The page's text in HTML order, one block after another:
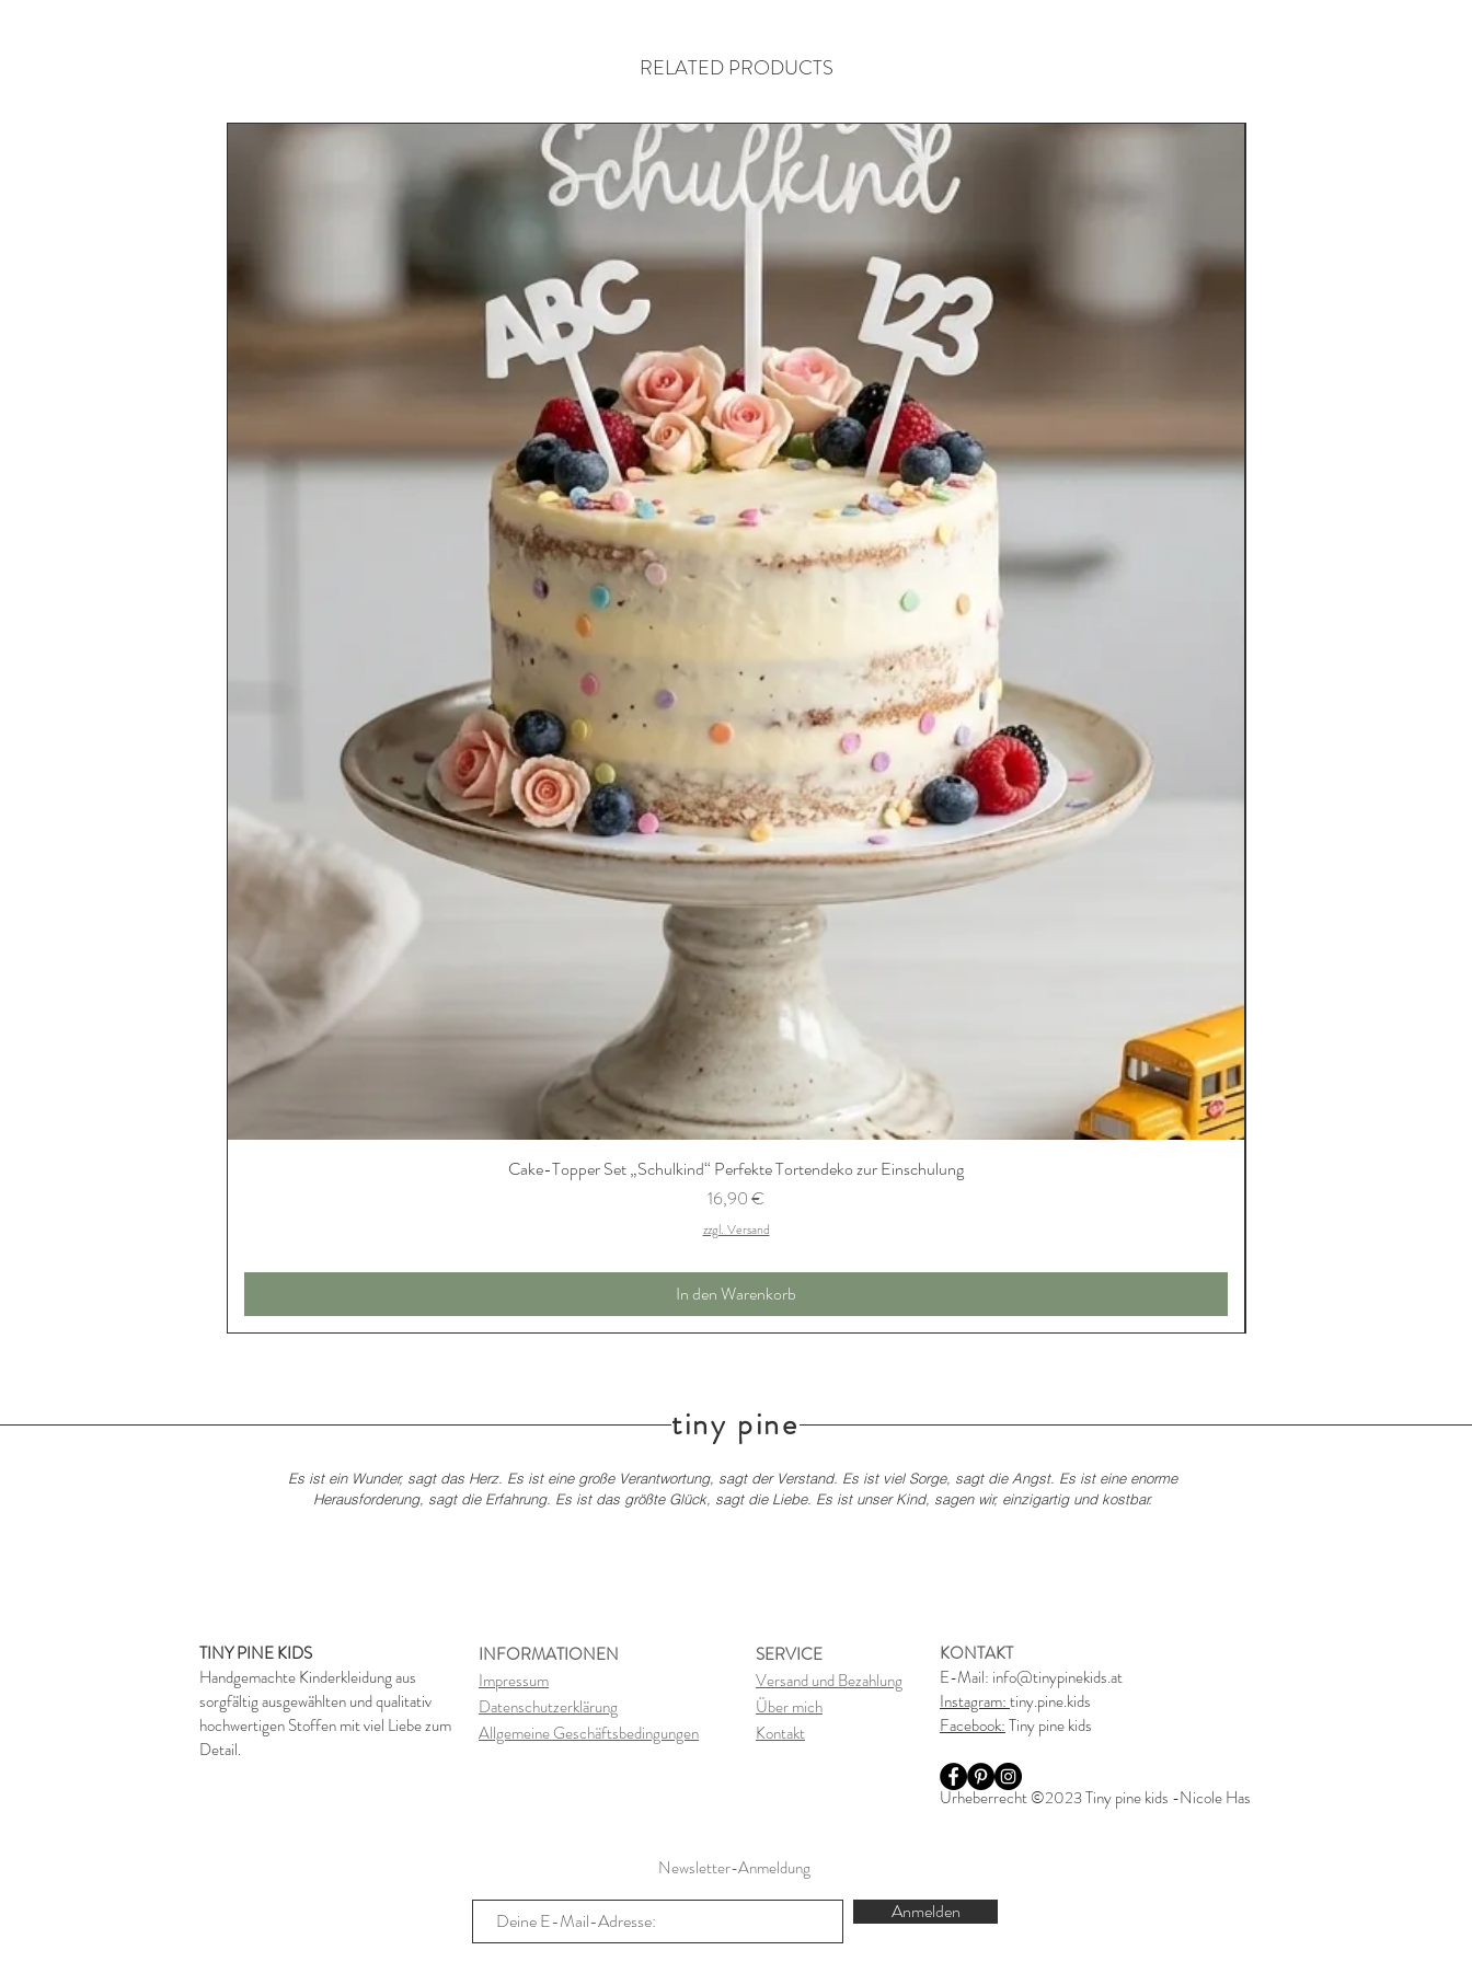
RELATED PRODUCTS
Cake-Topper Set „Schulkind“ Perfekte Tortendeko zur Einschulung
Preis
16,90 €
zzgl. Versand
In den Warenkorb
tiny pine
Es ist ein Wunder, sagt das Herz. Es ist eine große Verantwortung, sagt der Verstand. Es ist viel Sorge, sagt die Angst. Es ist eine enorme
Herausforderung, sagt die Erfahrung. Es ist das größte Glück, sagt die Liebe. Es ist unser Kind, sagen wir, einzigartig und kostbar.
TINY PINE KIDS
Handgemachte Kinderkleidung aus
sorgfältig ausgewählten und qualitativ
hochwertigen Stoffen mit viel Liebe zum
Detail.
INFORMATIONEN
Impressum
Datenschutzerklärung
Allgemeine Geschäftsbedingungen
SERVICE
Versand und Bezahlung
Über mich
Kontakt
KONTAKT
E-Mail: info@tinypinekids.at
Instagram:tiny.pine.kids
Facebook:Tiny pine kids
Urheberrecht ©2023 Tiny pine kids -Nicole Has
Newsletter-Anmeldung
Anmelden